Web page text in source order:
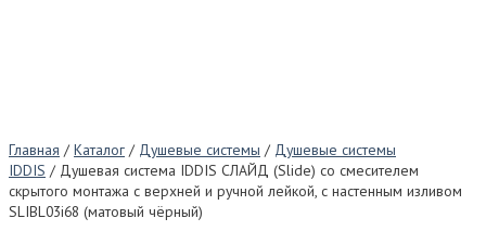
Главная / Каталог / Душевые системы / Душевые системы
IDDIS / Душевая система IDDIS СЛАЙД (Slide) со смесителем
скрытого монтажа с верхней и ручной лейкой, с настенным изливом
SLIBL03i68 (матовый чёрный)